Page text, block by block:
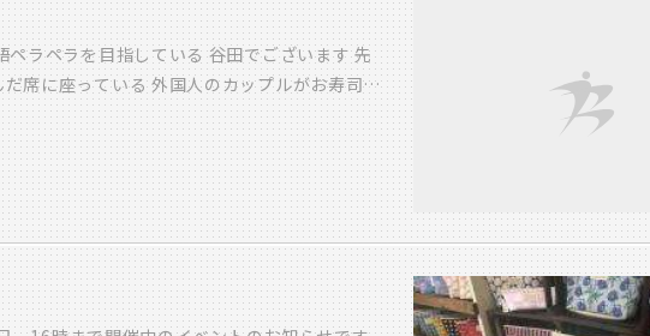
ラペラを目指している 谷田でございます 先
席に座っている 外国人のカップルがお寿司の
・ 「どうやって食べるの？ これつけるの？」
・・・うう・・」 ど・・どうしよう。。。 困
うう・・・・うううう」 い・・・・言いたい言
ーーーーい こうなったら 谷田のスーパーエ
かない 立ち上がる谷田 こぉれぇを こおして
カップル 『 オー センキュー 』 な・・・
後会話つづかず・・・チーン 会話ができたら
ていた 英語メラメラが ふつふつと湧き上が